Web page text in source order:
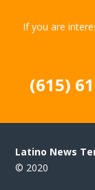
If you are
(615)
Latino News
© 2020